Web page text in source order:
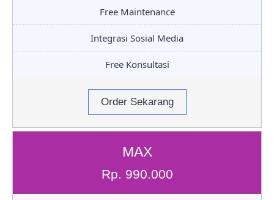
Free Maintenance
Integrasi Sosial Media
Free Konsultasi
Order Sekarang
MAX
Rp. 990.000